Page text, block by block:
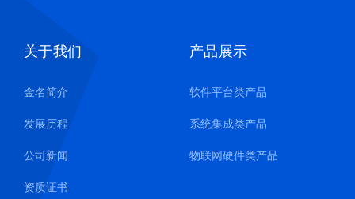
关于我们
金名简介
发展历程
公司新闻
资质证书
产品展示
软件平台类产品
系统集成类产品
物联网硬件类产品